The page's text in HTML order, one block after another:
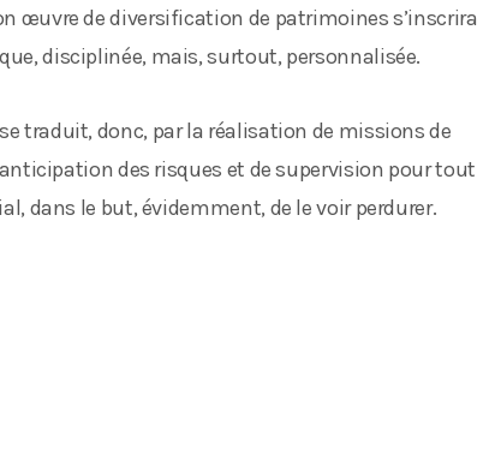
œuvre de diversification de patrimoines s’inscrira
disciplinée, mais, surtout, personnalisée.
traduit, donc, par la réalisation de missions de
des risques et de supervision pour tout
dans le but, évidemment, de le voir perdurer.